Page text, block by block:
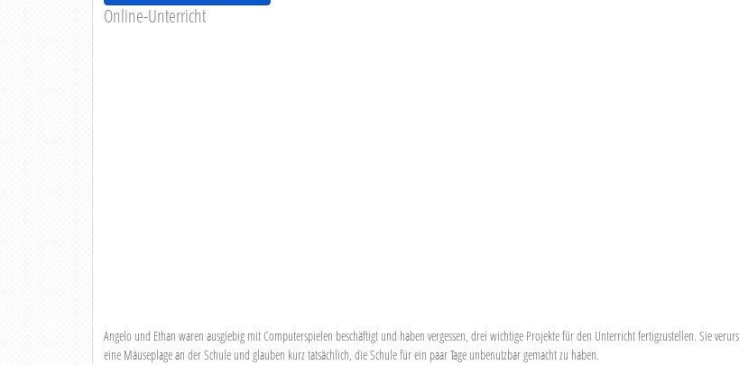
Online-Unterricht
Angelo und Ethan waren ausgiebig mit Computerspielen beschäftigt und haben vergessen, drei wichtige Projekte für den Unterricht fertigzustellen. Sie
eine Mäuseplage an der Schule und glauben kurz tatsächlich, die Schule für ein paar Tage unbenutzbar gemacht zu haben.